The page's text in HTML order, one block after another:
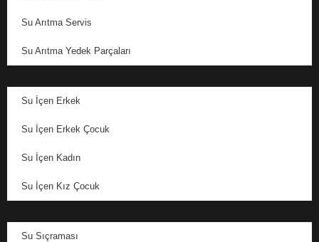
Su Arıtma Servis
Su Arıtma Yedek Parçaları
Su İçen Erkek
Su İçen Erkek Çocuk
Su İçen Kadın
Su İçen Kız Çocuk
Su Sıçraması